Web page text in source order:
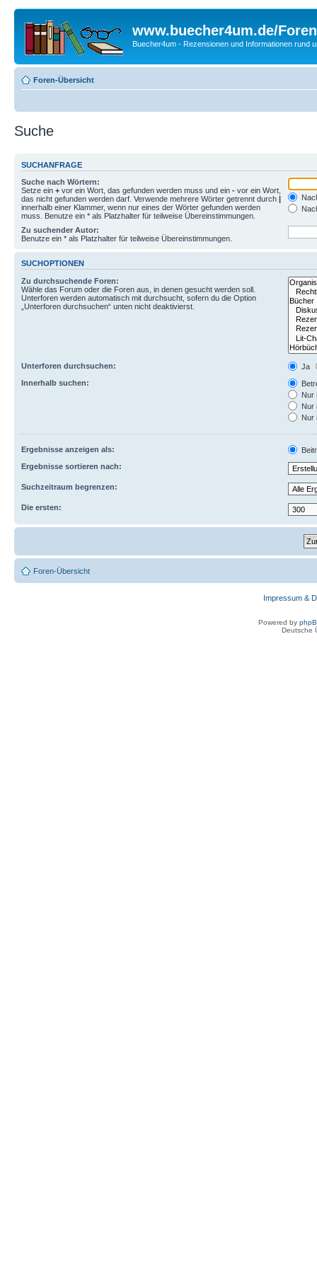
www.buecher4um.de/Foren
Buecher4um - Rezensionen und Informationen rund
Foren-Übersicht
Suche
SUCHANFRAGE
Suche nach Wörtern:
Setze ein + vor ein Wort, das gefunden werden muss und ein - vor ein Wort,
das nicht gefunden werden darf. Verwende mehrere Wörter getrennt durch |
innerhalb einer Klammer, wenn nur eines der Wörter gefunden werden
muss. Benutze ein * als Platzhalter für teilweise Übereinstimmungen.
Zu suchender Autor:
Benutze ein * als Platzhalter für teilweise Übereinstimmungen.
SUCHOPTIONEN
Zu durchsuchende Foren:
Wähle das Forum oder die Foren aus, in denen gesucht werden soll.
Unterforen werden automatisch mit durchsucht, sofern du die Option
„Unterforen durchsuchen“ unten nicht deaktivierst.
Unterforen durchsuchen:
Ja
Innerhalb suchen:
Nur
Nur
Nur
Ergebnisse anzeigen als:
Ergebnisse sortieren nach:
Suchzeitraum begrenzen:
Die ersten:
Foren-Übersicht
Impressum &
Powered by
Deutsche